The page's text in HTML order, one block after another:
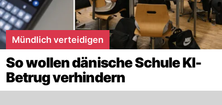
Mündlich verteidigen
So wollen dänische Schule KI-
Betrug verhindern